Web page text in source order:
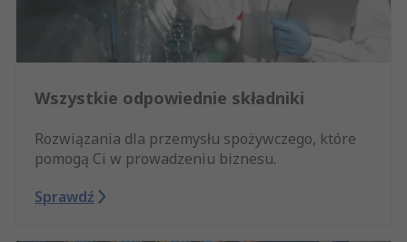
Wszystkie odpowiednie składniki
Rozwiązania dla przemysłu spożywczego, które
pomogą Ci w prowadzeniu biznesu.
Sprawdź